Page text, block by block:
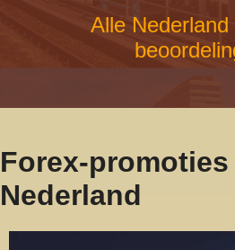
Alle
Forex-
Nederland